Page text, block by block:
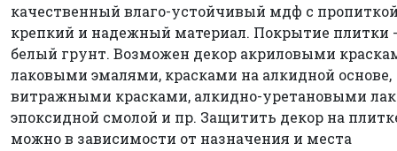
качественный влаго-устойчивый мдф с
крепкий и надежный материал. Покрытие плитки -
белый грунт. Возможен декор акриловыми
лаковыми эмалями, красками на алкидной основе,
витражными красками, алкидно-уретановыми
эпоксидной смолой и пр. Защитить декор на
можно в зависимости от назначения и места